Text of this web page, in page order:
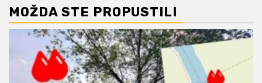
MOŽDA STE PROPUSTILI